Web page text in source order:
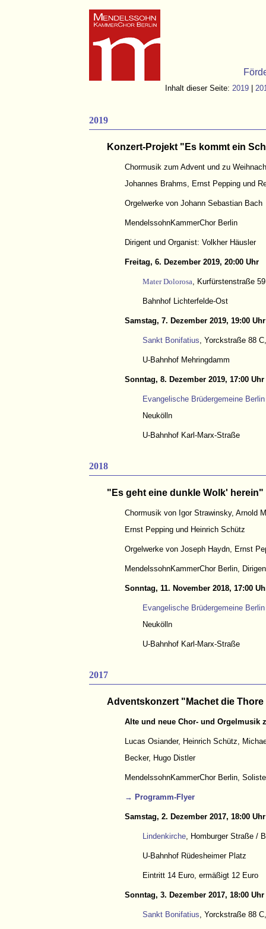
Inhalt dieser Seite: 2019
2019
Konzert-Projekt "Es kommt ein
Chormusik zum Advent und zu
Johannes Brahms, Ernst Pepping und
Orgelwerke von Johann Sebastian Bach
MendelssohnKammerChor Berlin
Dirigent und Organist: Volkher Häusler
Freitag, 6. Dezember 2019, 20:00 Uhr
Mater Dolorosa, Kurfürstenstraße
Bahnhof Lichterfelde-Ost
Samstag, 7. Dezember 2019, 19:00 Uhr
Sankt Bonifatius, Yorckstraße 88
U-Bahnhof Mehringdamm
Sonntag, 8. Dezember 2019, 17:00 Uhr
Evangelische Brüdergemeine
Neukölln
U-Bahnhof Karl-Marx-Straße
2018
"Es geht eine dunkle Wolk'
Chormusik von Igor Strawinsky, Arnold
Ernst Pepping und Heinrich Schütz
Orgelwerke von Joseph Haydn, Ernst
MendelssohnKammerChor Berlin,
Sonntag, 11. November 2018, 17:00
Evangelische Brüdergemeine
Neukölln
U-Bahnhof Karl-Marx-Straße
2017
Adventskonzert "Machet die
Alte und neue Chor- und Orgelmusik
Lucas Osiander, Heinrich Schütz,
Becker, Hugo Distler
MendelssohnKammerChor Berlin,
→ Programm-Flyer
Samstag, 2. Dezember 2017, 18:00 Uhr
Lindenkirche, Homburger Straße /
U-Bahnhof Rüdesheimer Platz
Eintritt 14 Euro, ermäßigt 12 Euro
Sonntag, 3. Dezember 2017, 18:00 Uhr
Sankt Bonifatius, Yorckstraße 88